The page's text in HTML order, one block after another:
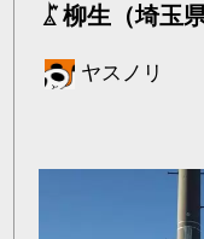
柳生（埼玉
ヤスノリ